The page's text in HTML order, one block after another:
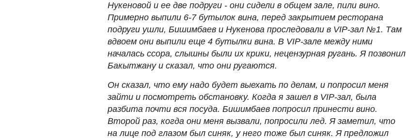
Нукеновой и ее две подруги - они сидели в общем зале, пили вино.
Примерно выпили 6-7 бутылок вина, перед закрытием ресторана
подруги ушли, Бишимбаев и Нукенова проследовали в VIP-зал №1. Там
вдвоем они выпили еще 4 бутылки вина. В VIP-зале между ними
началась ссора, слышны были их крики, нецензурная ругань. Я позвонил
Бакытжану и сказал, что они ругаются.
Он сказал, что ему надо будет выехать по делам, и попросил меня
зайти и посмотреть обстановку. Когда я зашел в VIP-зал, была
разбита почти вся посуда. Бишимбаев попросил принести вино.
Второй раз, когда они меня вызвали, попросили лед. Я заметил, что
на лице под глазом был синяк, у него тоже был синяк. Я предложил